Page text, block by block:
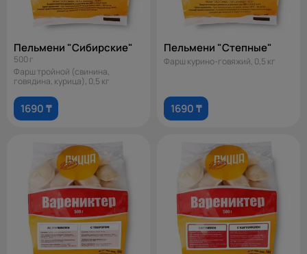
Пельмени "Сибирские"
500 г
Фарш тройной (свинина,
говядина, курица), 0,5 кг
1690 ₸
Пельмени "Степные"
Фарш курино-говяжий, 0,5 кг
1690 ₸